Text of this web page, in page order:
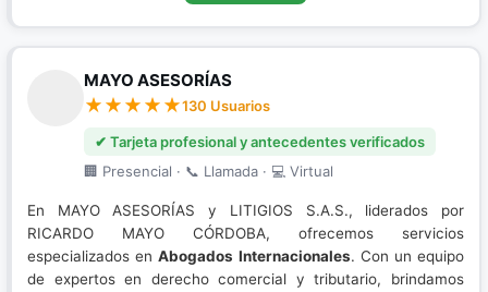
MAYO ASESORÍAS
130 Usuarios
✔ Tarjeta profesional y antecedentes verificados
🏢 Presencial · 📞 Llamada · 💻 Virtual
En MAYO ASESORÍAS y LITIGIOS S.A.S., liderados por
RICARDO MAYO CÓRDOBA, ofrecemos servicios
especializados enAbogados Internacionales. Con un equipo
de expertos en derecho comercial y tributario, brindamos